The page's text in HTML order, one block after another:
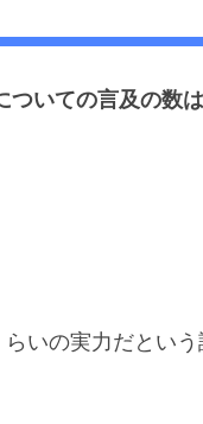
いての言及の数
いの実力だとい